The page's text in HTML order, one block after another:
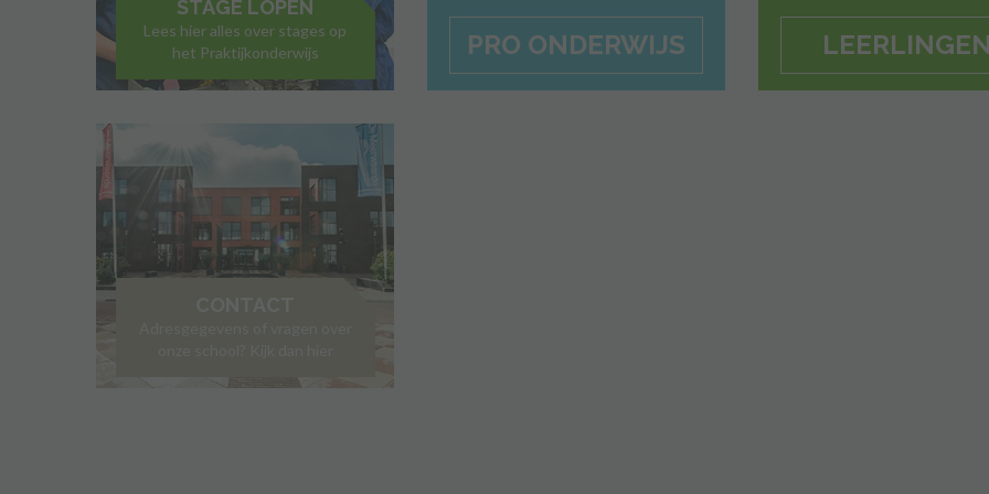
STAGE LOPEN
Lees hier alles over stages op
het Praktijkonderwijs
PRO ONDERWIJS LEERLINGEN